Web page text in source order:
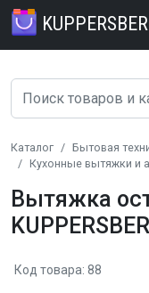
Каталог Бытовая
Кухонные вытяжки и
Вытяжка
Код товара: 88